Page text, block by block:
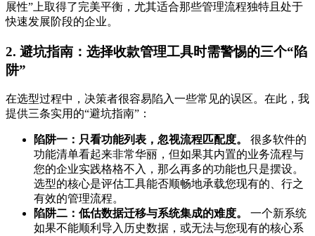
展性”上取得了完美平衡，尤其适合那些管理流程独特且处于
快速发展阶段的企业。
2. 避坑指南：选择收款管理工具时需警惕的三个“陷
阱”
在选型过程中，决策者很容易陷入一些常见的误区。在此，我
提供三条实用的“避坑指南”：
陷阱一：只看功能列表，忽视流程匹配度。
很多软件的
功能清单看起来非常华丽，但如果其内置的业务流程与
您的企业实践格格不入，那么再多的功能也只是摆设。
选型的核心是评估工具能否顺畅地承载您现有的、行之
有效的管理流程。
陷阱二：低估数据迁移与系统集成的难度。
一个新系统
如果不能顺利导入历史数据，或无法与您现有的核心系